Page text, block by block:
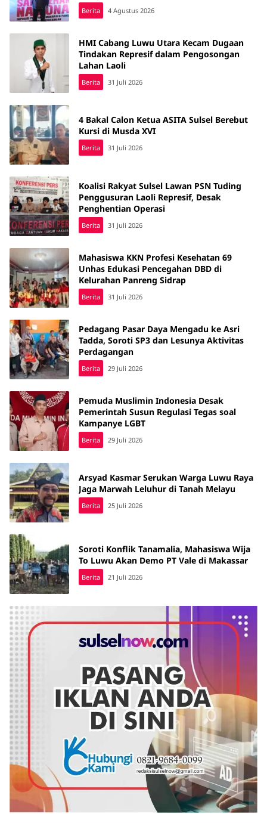
Berita 4 Agustus 2026
HMI Cabang Luwu Utara Kecam Dugaan
Tindakan Represif dalam Pengosongan
Lahan Laoli
Berita 31 Juli 2026
4 Bakal Calon Ketua ASITA Sulsel Berebut
Kursi di Musda XVI
Berita 31 Juli 2026
Koalisi Rakyat Sulsel Lawan PSN Tuding
Penggusuran Laoli Represif, Desak
Penghentian Operasi
Berita 31 Juli 2026
Mahasiswa KKN Profesi Kesehatan 69
Unhas Edukasi Pencegahan DBD di
Kelurahan Panreng Sidrap
Berita 31 Juli 2026
Pedagang Pasar Daya Mengadu ke Asri
Tadda, Soroti SP3 dan Lesunya Aktivitas
Perdagangan
Berita 29 Juli 2026
Pemuda Muslimin Indonesia Desak
Pemerintah Susun Regulasi Tegas soal
Kampanye LGBT
Berita 29 Juli 2026
Arsyad Kasmar Serukan Warga Luwu Raya
Jaga Marwah Leluhur di Tanah Melayu
Berita 25 Juli 2026
Soroti Konflik Tanamalia, Mahasiswa Wija
To Luwu Akan Demo PT Vale di Makassar
Berita 21 Juli 2026